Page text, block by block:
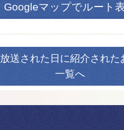
Googleマップでルート
放送された日に紹介された
一覧へ